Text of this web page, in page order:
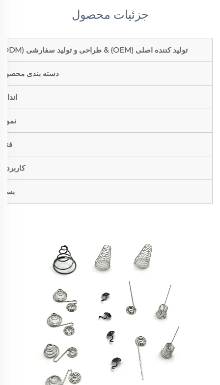
جزئیات محصول
تولید کننده اصلی (OEM) & طراحی و تولید سفارشی (ODM)
دسته بندی محصول
اندازه
نمونه
فنی
کاربردها
بسته